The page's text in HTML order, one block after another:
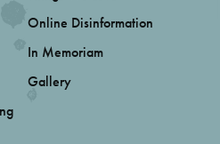
Online Disinformation
In Memoriam
Gallery